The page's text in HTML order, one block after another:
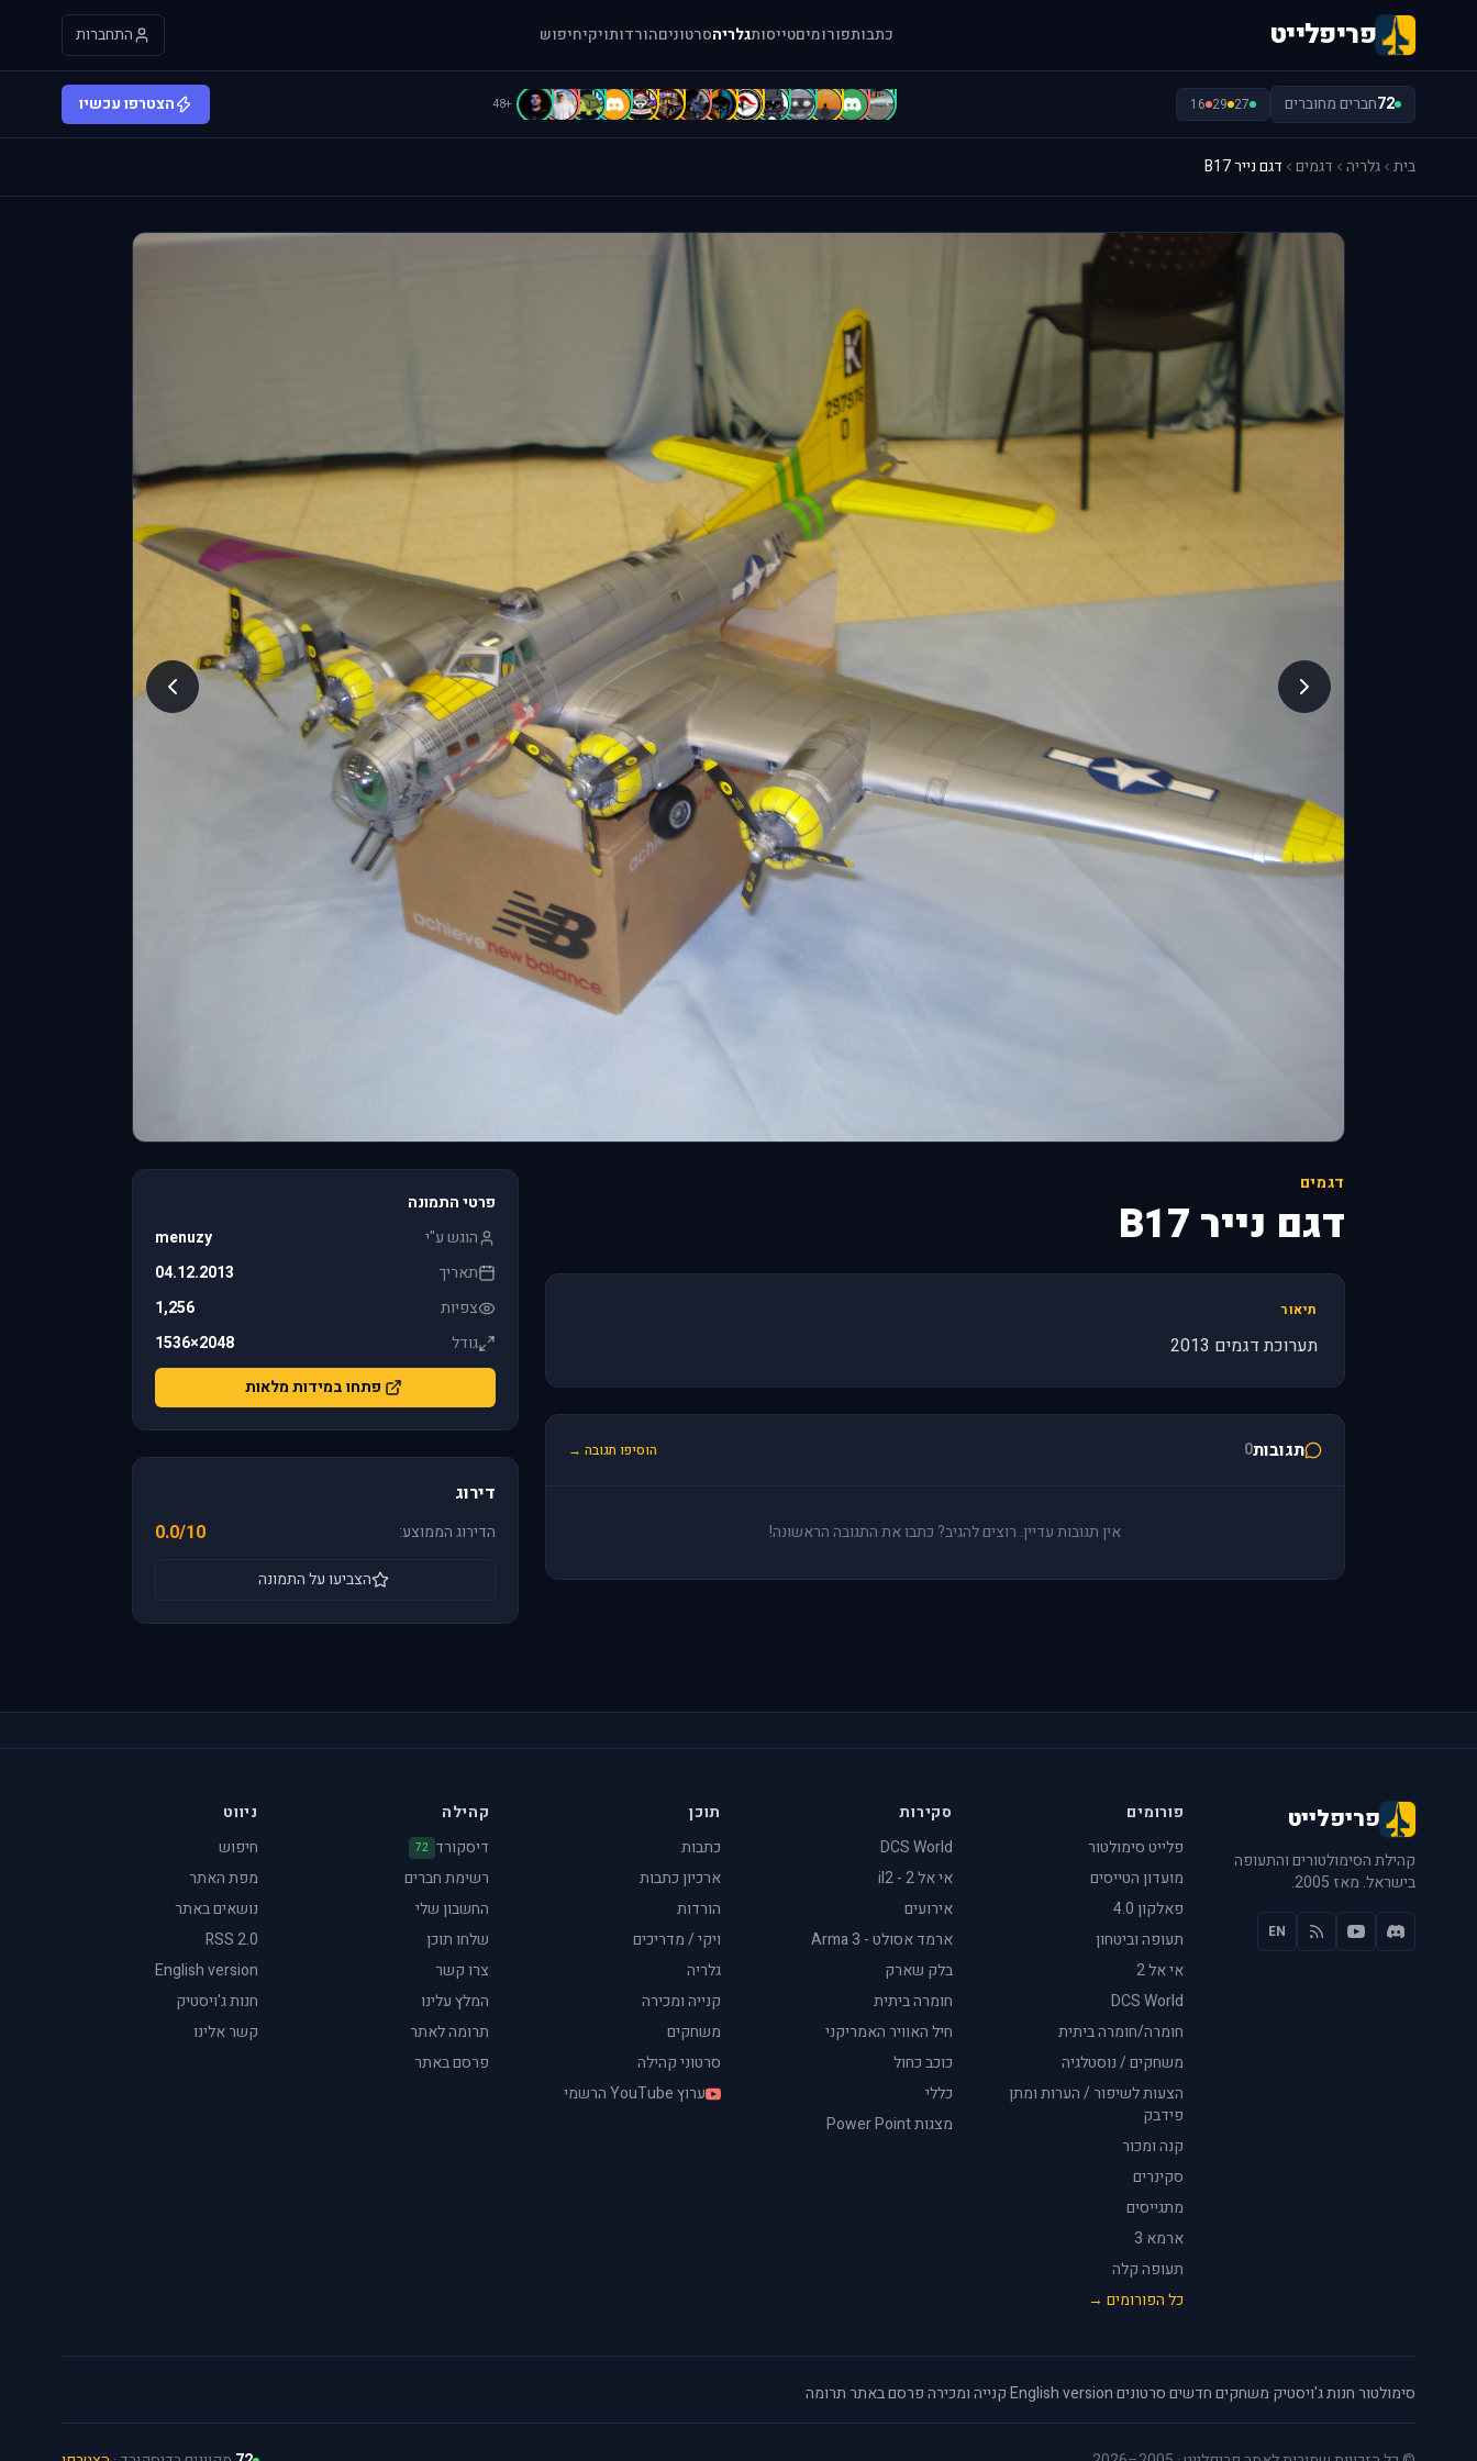
פריפלייט כתבותפורומיםטייסותגלריהסרטוניםהורדותויקיחיפוש התחברות
72חברים מחוברים 27
29
16
[
a
A
a
A
A
A
A
b
b
B
C
c
C
+48 הצטרפו עכשיו
בית גלריה דגמים דגם נייר B17
דגמים
דגם נייר B17
תיאור
תערוכת דגמים 2013
תגובות0 הוסיפו תגובה →
אין תגובות עדיין. רוצים להגיב? כתבו את התגובה הראשונה!
פרטי התמונה
הוגש ע"י
menuzy
תאריך
04.12.2013
צפיות
1,256
גודל
2048×1536
פתחו במידות מלאות
דירוג
הדירוג הממוצע: 0.0/10
הצביעו על התמונה
פריפלייט
קהילת הסימולטורים והתעופה
בישראל. מאז 2005.
EN
פורומים
פלייט סימולטור
מועדון הטייסים
פאלקון 4.0
תעופה וביטחון
אי אל 2
DCS World
חומרה/חומרה ביתית
משחקים / נוסטלגיה
הצעות לשיפור / הערות ומתן
פידבק
קנה ומכור
סקינרים
מתגייסים
ארמא 3
תעופה קלה
כל הפורומים →
סקירות
DCS World
אי אל 2 - il2
אירועים
ארמד אסולט - Arma 3
בלק שארק
חומרה ביתית
חיל האוויר האמריקני
כוכב כחול
כללי
מצגות Power Point
תוכן
כתבות
ארכיון כתבות
הורדות
ויקי / מדריכים
גלריה
קנייה ומכירה
משחקים
סרטוני קהילה
ערוץ YouTube הרשמי
קהילה
דיסקורד 72
רשימת חברים
החשבון שלי
שלחו תוכן
צרו קשר
המלץ עלינו
תרומה לאתר
פרסם באתר
ניווט
חיפוש
מפת האתר
נושאים באתר
RSS 2.0
English version
חנות ג'ויסטיק
קשר אלינו
סימולטור·חנות ג'ויסטיק·משחקים חדשים·סרטונים·
English version
·קנייה ומכירה·פרסם באתר·תרומה